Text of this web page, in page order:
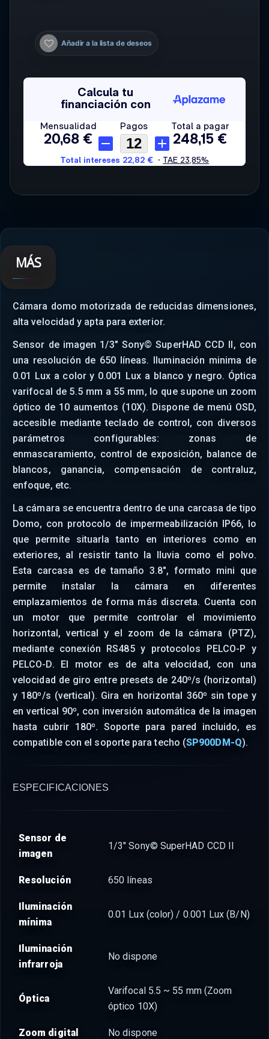
Añadir a la lista de deseos
MÁS
Cámara domo motorizada de reducidas dimensiones,
alta velocidad y apta para exterior.
Sensor de imagen 1/3" Sony© SuperHAD CCD II, con
una resolución de 650 líneas. Iluminación minima de
0.01 Lux a color y 0.001 Lux a blanco y negro. Óptica
varifocal de 5.5 mm a 55 mm, lo que supone un zoom
óptico de 10 aumentos (10X). Dispone de menú OSD,
accesible mediante teclado de control, con diversos
parámetros configurables: zonas de
enmascaramiento, control de exposición, balance de
blancos, ganancia, compensación de contraluz,
enfoque, etc.
La cámara se encuentra dentro de una carcasa de tipo
Domo, con protocolo de impermeabilización IP66, lo
que permite situarla tanto en interiores como en
exteriores, al resistir tanto la lluvia como el polvo.
Esta carcasa es de tamaño 3.8", formato mini que
permite instalar la cámara en diferentes
emplazamientos de forma más discreta. Cuenta con
un motor que permite controlar el movimiento
horizontal, vertical y el zoom de la cámara (PTZ),
mediante conexión RS485 y protocolos PELCO-P y
PELCO-D. El motor es de alta velocidad, con una
velocidad de giro entre presets de 240º/s (horizontal)
y 180º/s (vertical). Gira en horizontal 360º sin tope y
en vertical 90º, con inversión automática de la imagen
hasta cubrir 180º. Soporte para pared incluido, es
compatible con el soporte para techo (SP900DM-Q).
ESPECIFICACIONES
Sensor de
imagen
1/3" Sony© SuperHAD CCD II
Resolución 650 líneas
Iluminación
mínima
0.01 Lux (color) / 0.001 Lux (B/N)
Iluminación
infrarroja
No dispone
Óptica
Varifocal 5.5 ~ 55 mm (Zoom
óptico 10X)
Zoom digital No dispone